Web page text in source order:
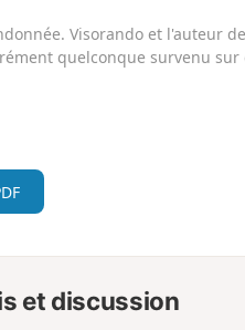
Visorando et l'auteur
quelconque survenu sur
et discussion